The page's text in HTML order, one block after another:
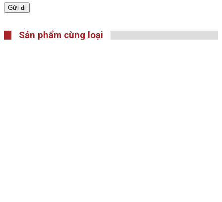
Sản phẩm cùng loại